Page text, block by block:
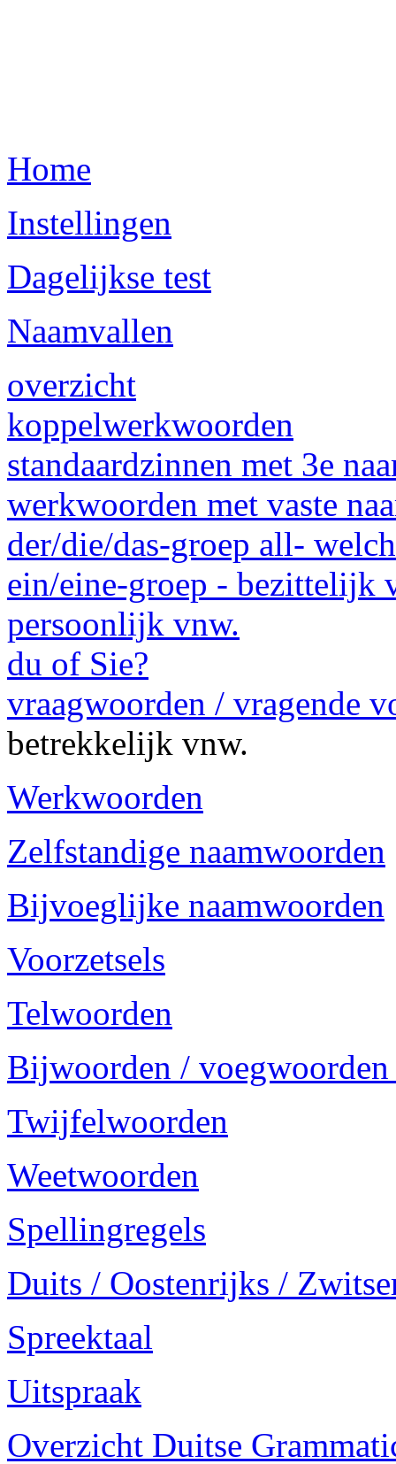
Home
Instellingen
Dagelijkse test
Naamvallen
overzicht
koppelwerkwoorden
standaardzinnen met 3e
werkwoorden met vaste
der/die/das-groep all-
ein/eine-groep - bezittelijk
persoonlijk vnw.
du of Sie?
vraagwoorden / vragende
betrekkelijk vnw.
Werkwoorden
Zelfstandige naamwoorden
Bijvoeglijke naamwoorden
Voorzetsels
Telwoorden
Bijwoorden /
Twijfelwoorden
Weetwoorden
Spellingregels
Duits / Oostenrijks /
Spreektaal
Uitspraak
Overzicht Duitse